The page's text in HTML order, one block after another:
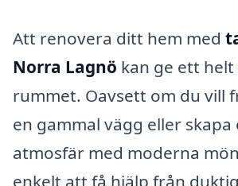
Att renovera ditt hem med
Norra Lagnö kan ge ett
rummet. Oavsett om du vill
en gammal vägg eller skapa
atmosfär med moderna